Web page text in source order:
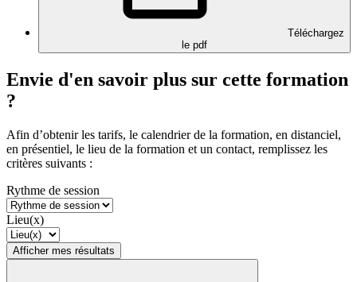
Téléchargez
le pdf
Envie d'en savoir plus sur cette formation
?
Afin d’obtenir les tarifs, le calendrier de la formation, en distanciel,
en présentiel, le lieu de la formation et un contact, remplissez les
critères suivants :
Rythme de session
Lieu(x)
Afficher mes résultats